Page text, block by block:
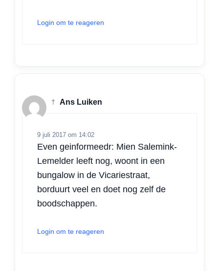
Login om te reageren
† Ans Luiken
9 juli 2017 om 14:02
Even geinformeedr: Mien Salemink-
Lemelder leeft nog, woont in een
bungalow in de Vicariestraat,
borduurt veel en doet nog zelf de
boodschappen.
Login om te reageren